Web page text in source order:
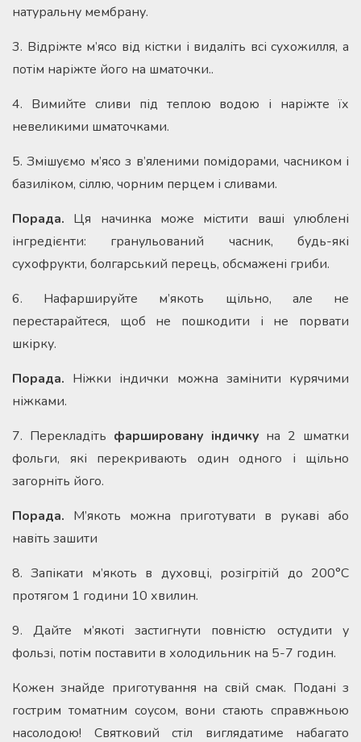
натуральну мембрану.
3. Відріжте м’ясо від кістки і видаліть всі сухожилля, а
потім наріжте його на шматочки..
4. Вимийте сливи під теплою водою і наріжте їх
невеликими шматочками.
5. Змішуємо м’ясо з в’яленими помідорами, часником і
базиліком, сіллю, чорним перцем і сливами.
Порада. Ця начинка може містити ваші улюблені
інгредієнти: гранульований часник, будь-які
сухофрукти, болгарський перець, обсмажені гриби.
6. Нафаршируйте м’якоть щільно, але не
перестарайтеся, щоб не пошкодити і не порвати
шкірку.
Порада. Ніжки індички можна замінити курячими
ніжками.
7. Перекладіть фаршировану індичку на 2 шматки
фольги, які перекривають один одного і щільно
загорніть його.
Порада. М’якоть можна приготувати в рукаві або
навіть зашити
8. Запікати м’якоть в духовці, розігрітій до 200°С
протягом 1 години 10 хвилин.
9. Дайте м’якоті застигнути повністю остудити у
фользі, потім поставити в холодильник на 5-7 годин.
Кожен знайде приготування на свій смак. Подані з
гострим томатним соусом, вони стають справжньою
насолодою! Святковий стіл виглядатиме набагато